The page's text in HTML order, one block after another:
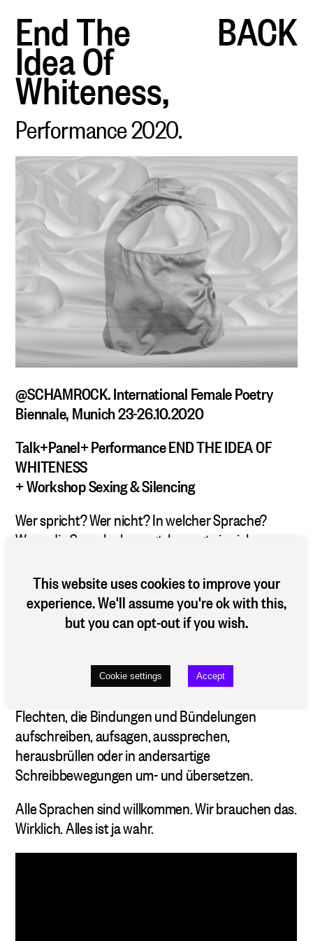
End The
Idea Of
Whiteness,
Performance 2020.
BACK
@SCHAMROCK. International Female Poetry
Biennale, Munich 23-26.10.2020
Talk+Panel+ Performance END THE IDEA OF
WHITENESS
+ Workshop Sexing & Silencing
Wer spricht? Wer nicht? In welcher Sprache?
Wenn die Sprache bewegt, bewegt sie sich
sie sich bewegt, will sie in eine andere Ecke, alles
umstellen, umdrehen und anders herum sehen.
Dann ergibt es ein neues Bild, von einem alten
Film, mit vertrackten Tracks, verdrehten Füßen
und gestaltet, können die sprachlichen Biegungen
Flechten, die Bindungen und Bündelungen
aufschreiben, aufsagen, aussprechen,
herausbrüllen oder in andersartige
Schreibbewegungen um- und übersetzen.
Alle Sprachen sind willkommen. Wir brauchen das.
Wirklich. Alles ist ja wahr.
This website uses cookies to improve your
experience. We'll assume you're ok with this,
but you can opt-out if you wish.
Cookie settings Accept